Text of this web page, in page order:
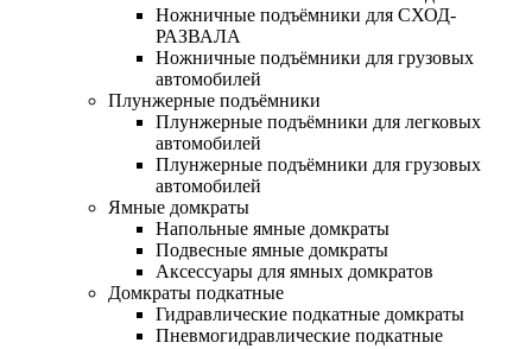
Ножничные подъёмники для СХОД-
РАЗВАЛА
Ножничные подъёмники для грузовых
автомобилей
Плунжерные подъёмники
Плунжерные подъёмники для легковых
автомобилей
Плунжерные подъёмники для грузовых
автомобилей
Ямные домкраты
Напольные ямные домкраты
Подвесные ямные домкраты
Аксессуары для ямных домкратов
Домкраты подкатные
Гидравлические подкатные домкраты
Пневмогидравлические подкатные